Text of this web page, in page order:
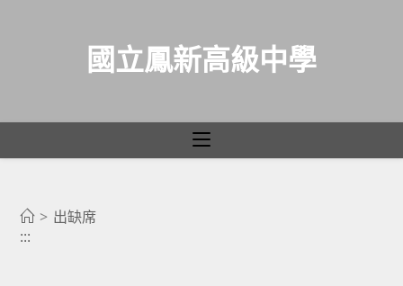
國立鳳新高級中學
> 出缺席
:::